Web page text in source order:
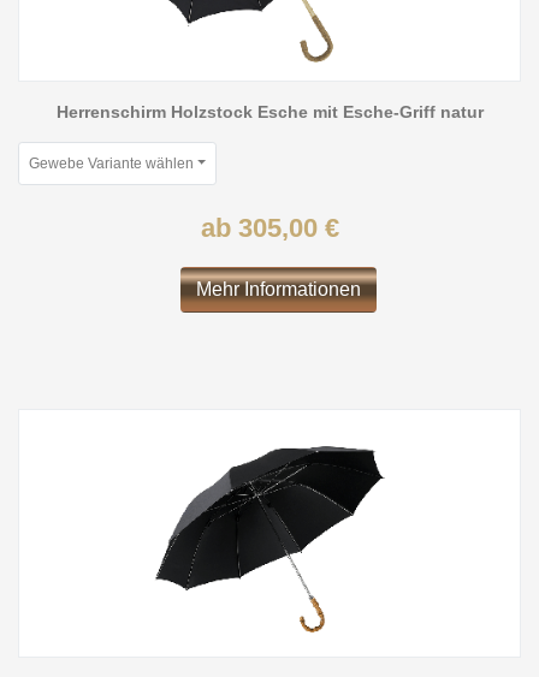
Herrenschirm Holzstock Esche mit Esche-Griff natur
Gewebe Variante wählen
ab 305,00 €
Mehr Informationen